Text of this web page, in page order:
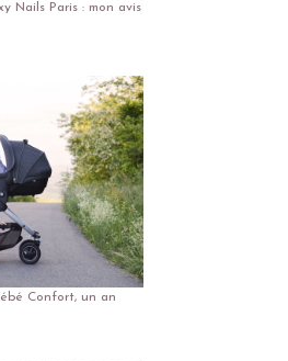
Nails Paris : mon avis
Confort, un an